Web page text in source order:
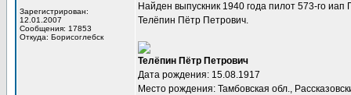
Зарегистрирован:
12.01.2007
Сообщения: 17853
Откуда: Борисоглебск
Найден выпускник 1940 года пилот 573-го
Телёпин Пётр Петрович.
Телёпин Пётр Петрович
Дата рождения: 15.08.1917
Место рождения: Тамбовская обл.,